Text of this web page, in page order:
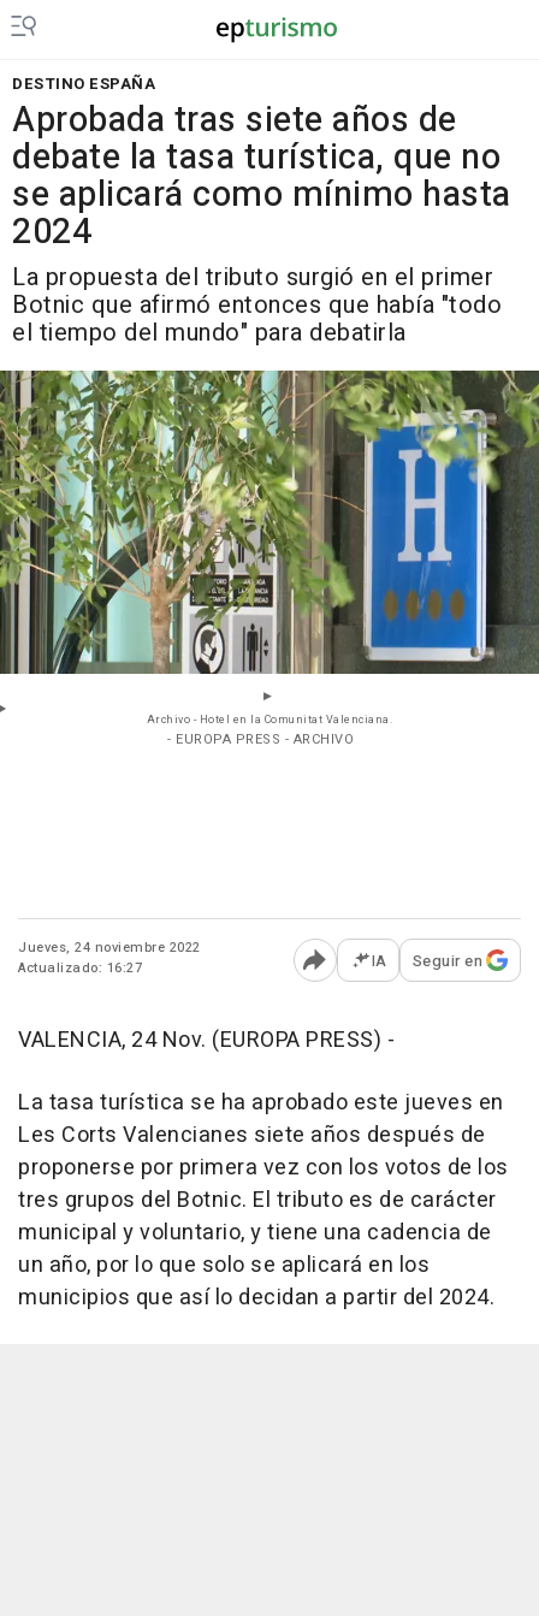
DESTINO ESPAÑA
Aprobada tras siete años de
debate la tasa turística, que no
se aplicará como mínimo hasta
2024
La propuesta del tributo surgió en el primer
Botnic que afirmó entonces que había "todo
el tiempo del mundo" para debatirla
Archivo - Hotel en la Comunitat Valenciana.
- EUROPA PRESS - ARCHIVO
Jueves, 24 noviembre 2022
Actualizado: 16:27
Abrir opciones para
IA Seguir en
VALENCIA, 24 Nov. (EUROPA PRESS) -
La tasa turística se ha aprobado este jueves en
Les Corts Valencianes siete años después de
proponerse por primera vez con los votos de los
tres grupos del Botnic. El tributo es de carácter
municipal y voluntario, y tiene una cadencia de
un año, por lo que solo se aplicará en los
municipios que así lo decidan a partir del 2024.